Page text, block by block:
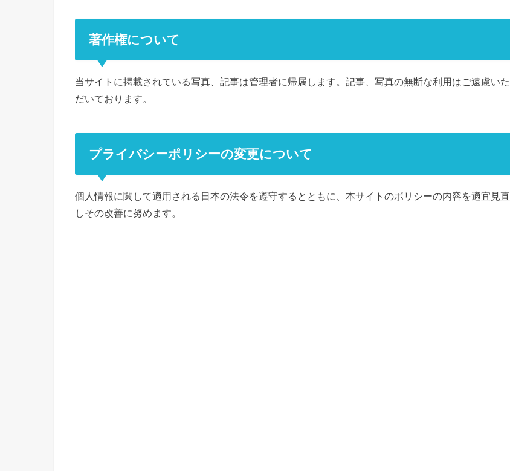
著作権について
当サイトに掲載されている写真、記事は管理者に帰属します。記事、写真の無断な利用はご遠慮いた
だいております。
プライバシーポリシーの変更について
個人情報に関して適用される日本の法令を遵守するとともに、本サイトのポリシーの内容を適宜見直
しその改善に努めます。